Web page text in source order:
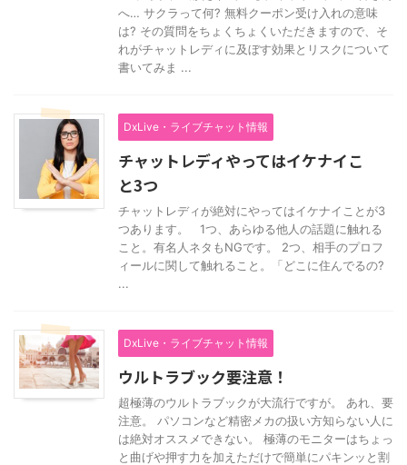
へ… サクラって何? 無料クーポン受け入れの意味
は? その質問をちょくちょくいただきますので、そ
れがチャットレディに及ぼす効果とリスクについて
書いてみま ...
DxLive・ライブチャット情報
チャットレディやってはイケナイこ
と3つ
チャットレディが絶対にやってはイケナイことが3
つあります。 1つ、あらゆる他人の話題に触れる
こと。有名人ネタもNGです。 2つ、相手のプロフ
ィールに関して触れること。「どこに住んでるの?
...
DxLive・ライブチャット情報
ウルトラブック要注意！
超極薄のウルトラブックが大流行ですが。 あれ、要
注意。 パソコンなど精密メカの扱い方知らない人に
は絶対オススメできない。 極薄のモニターはちょっ
と曲げや押す力を加えただけで簡単にパキンッと割